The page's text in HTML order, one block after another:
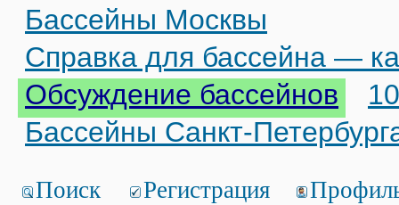
Бассейны Москвы
Справка для бассейна —
Обсуждение бассейнов
Бассейны Санкт-
Поиск Регистрация